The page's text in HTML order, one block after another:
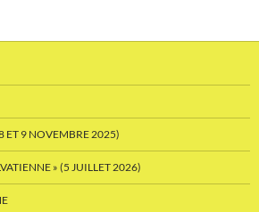
ET 9 NOVEMBRE 2025)
» (5 JUILLET 2026)